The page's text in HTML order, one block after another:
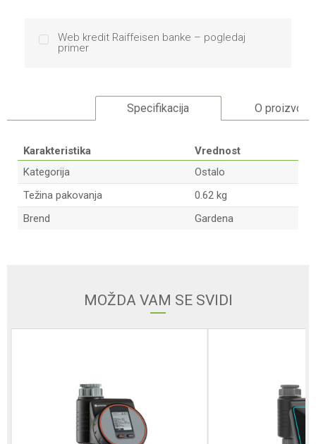
Web kredit Raiffeisen banke – pogledaj
primer
Specifikacija O proizvodu
Karakteristika
Vrednost
Kategorija
Ostalo
Težina pakovanja
0.62 kg
Brend
Gardena
MOŽDA VAM SE SVIDI